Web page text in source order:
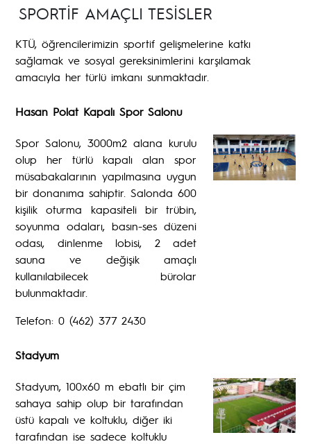
SPORTİF AMAÇLI TESİSLER
KTÜ, öğrencilerimizin sportif gelişmelerine katkı
sağlamak ve sosyal gereksinimlerini karşılamak
amacıyla her türlü imkanı sunmaktadır.
Hasan Polat Kapalı Spor Salonu
Spor Salonu, 3000m2 alana kurulu
olup her türlü kapalı alan spor
müsabakalarının yapılmasına uygun
bir donanıma sahiptir. Salonda 600
kişilik oturma kapasiteli bir trübin,
soyunma odaları, basın-ses düzeni
odası, dinlenme lobisi, 2 adet
sauna ve değişik amaçlı
kullanılabilecek bürolar
bulunmaktadır.
Telefon: 0 (462) 377 2430
Stadyum
Stadyum, 100x60 m ebatlı bir çim
sahaya sahip olup bir tarafından
üstü kapalı ve koltuklu, diğer iki
tarafından ise sadece koltuklu